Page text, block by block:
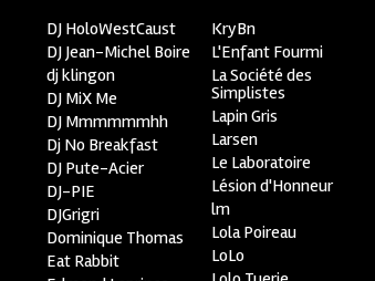
DJ HoloWestCaust
DJ Jean-Michel Boire
dj klingon
DJ MiX Me
DJ Mmmmmmhh
Dj No Breakfast
DJ Pute-Acier
DJ-PIE
DJGrigri
Dominique Thomas
Eat Rabbit
KryBn
L'Enfant Fourmi
La Société des
Simplistes
Lapin Gris
Larsen
Le Laboratoire
Lésion d'Honneur
lm
Lola Poireau
LoLo